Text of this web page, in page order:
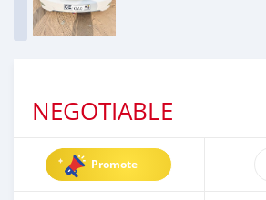
NEGOTIABLE
Promote